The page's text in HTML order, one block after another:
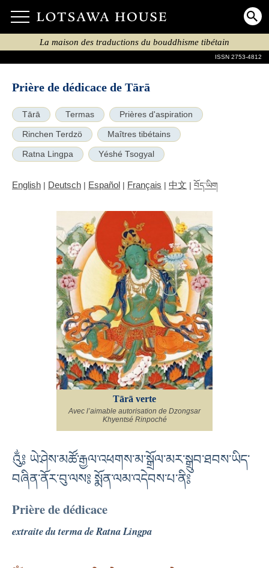
La maison des traductions du bouddhisme tibétain
ISSN 2753-4812
Prière de dédicace de Tārā
Tārā Termas Prières d'aspiration
Rinchen Terdzö Maîtres tibétains
Ratna Lingpa Yéshé Tsogyal
English | Deutsch | Español | Français | 中文 | བོད་ཡིག
Tārā verte
Avec l’aimable autorisation de Dzongsar
Khyentsé Rinpoché
༃ ཡེ་ཤེས་མཚོ་རྒྱལ་འཕགས་མ་སྒྲོལ་མར་སྒྲུབ་ཐབས་ཡིད་
བཞིན་ནོར་བུ་ལས༔ སྨོན་ལམ་འདེབས་པ་ནི༔
Prière de dédicace
extraite du terma de Ratna Lingpa